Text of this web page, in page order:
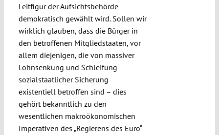
Leitfigur der Aufsichtsbehörde
demokratisch gewählt wird. Sollen wir
wirklich glauben, dass die Bürger in
den betroffenen Mitgliedstaaten, vor
allem diejenigen, die von massiver
Lohnsenkung und Schleifung
sozialstaatlicher Sicherung
existentiell betroffen sind – dies
gehört bekanntlich zu den
wesentlichen makroökonomischen
Imperativen des „Regierens des Euro“